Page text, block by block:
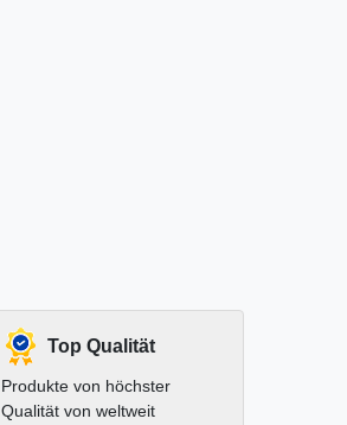
Top Qualität
Produkte von höchster
Qualität von weltweit